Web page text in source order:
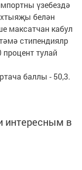
үзебездә
белән
максатчан кабул
стипендиялр
тулай
баллы - 50,3.
интересным в